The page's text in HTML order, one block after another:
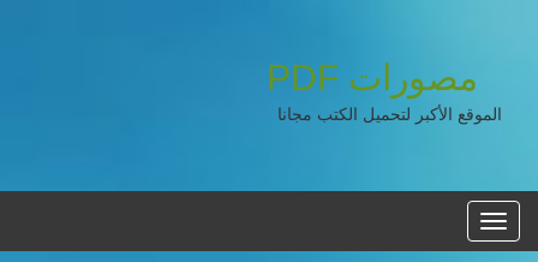
مصورات PDF
الموقع الأكبر لتحميل الكتب مجانا
القائمه
الرئيسية